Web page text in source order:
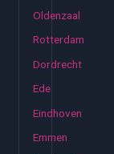
Oldenzaal
Rotterdam
Dordrecht
Ede
Eindhoven
Emmen